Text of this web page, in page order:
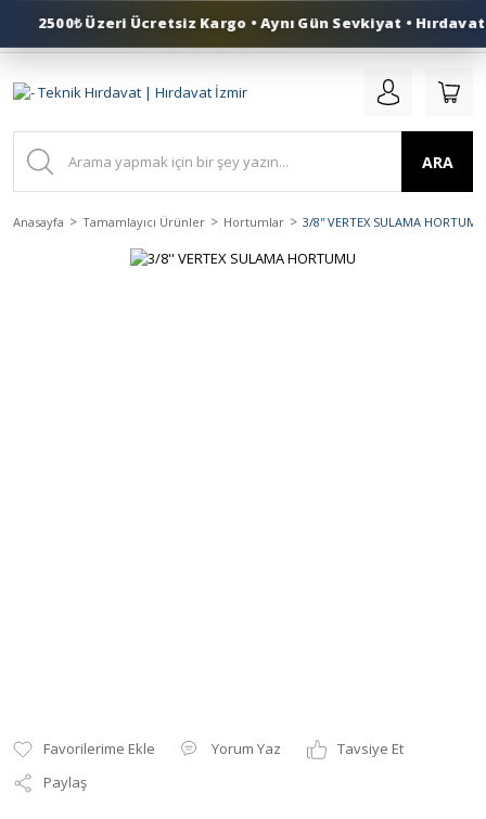
0 (553) 324 41 50
ARA
Anasayfa Tamamlayıcı Ürünler Hortumlar 3/8'' VERTEX SULAMA HORTUMU
Yorum Yaz
Tavsiye Et
Paylaş
2500₺ Üzeri Ücretsiz Kargo • Aynı Gün Sevkiyat • Hırdavat